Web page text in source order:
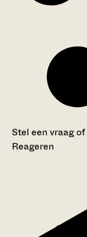
Stel een vraag
Reageren